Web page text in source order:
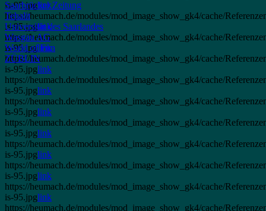
is-95.jpglink
https://heumach.de/modules/mod_image_show_gk4/cache/
is-95.jpglink
https://heumach.de/modules/mod_image_show_gk4/cache/
is-95.jpglink
https://heumach.de/modules/mod_image_show_gk4/cache/
is-95.jpglink
https://heumach.de/modules/mod_image_show_gk4/cache/
is-95.jpglink
https://heumach.de/modules/mod_image_show_gk4/cache/
is-95.jpglink
https://heumach.de/modules/mod_image_show_gk4/cache/
is-95.jpglink
https://heumach.de/modules/mod_image_show_gk4/cache/
is-95.jpglink
https://heumach.de/modules/mod_image_show_gk4/cache/
is-95.jpglink
https://heumach.de/modules/mod_image_show_gk4/cache/
is-95.jpglink
https://heumach.de/modules/mod_image_show_gk4/cache/
Saarbrücker Zeitung
Tehalit
Universität des Saarlandes
Wasgau AG
World of Fun
ZÜBLIN